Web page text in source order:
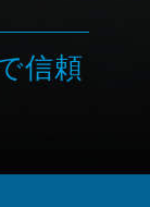
信頼